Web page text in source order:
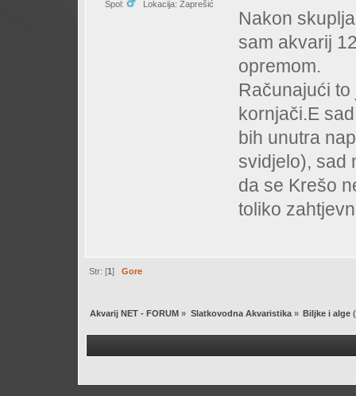
Spol:
Lokacija: Zaprešić
Nakon
sam akvarij
opremom.
Računajući
kornjači.E
bih unutra
svidjelo), sad
da se Krešo
toliko
Str: [1]Gore
Akvarij NET - FORUM » Slatkovodna Akvaristika» Biljke i alge